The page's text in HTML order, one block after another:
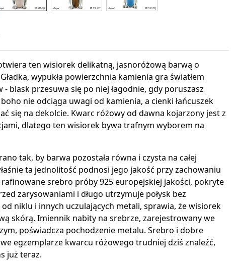
ten wisiorek delikatną, jasnoróżową barwą o
wypukła powierzchnia kamienia gra światłem
blask przesuwa się po niej łagodnie, gdy poruszasz
nie odciąga uwagi od kamienia, a cienki łańcuszek
się na dekolcie. Kwarc różowy od dawna kojarzony jest z
dlatego ten wisiorek bywa trafnym wyborem na
tak, by barwa pozostała równa i czysta na całej
ta jednolitość podnosi jego jakość przy zachowaniu
srebro próby 925 europejskiej jakości, pokryte
zarysowaniami i długo utrzymuje połysk bez
niklu i innych uczulających metali, sprawia, że wisiorek
skórą. Imiennik nabity na srebrze, zarejestrowany we
poświadcza pochodzenie metalu. Srebro i dobre
egzemplarze kwarcu różowego trudniej dziś znaleźć,
już teraz.